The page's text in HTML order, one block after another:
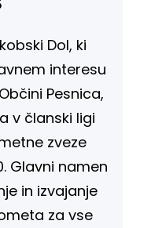
Dol, ki
interesu
Pesnica,
v članski ligi
zveze
Glavni namen
in izvajanje
za vse